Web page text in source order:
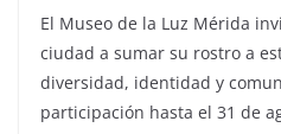
El Museo de la Luz Mérida
ciudad a sumar su rostro a
diversidad, identidad y
participación hasta el 31 de